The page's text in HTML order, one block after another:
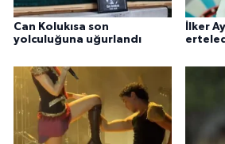
Can Kolukısa son
yolculuğuna uğurlandı
İlker